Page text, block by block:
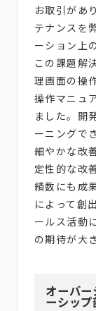
お取引があ
テナンスを
ーション上
この課題解
理画面の操
操作マニュ
ました。開
ーニングで
細やかな改
定性的な改
績数にも成
によって創
ールス活動
の期待が大
オーバ
ーシッ